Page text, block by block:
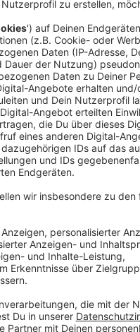
Frank Schmitz vom Team
der Aktion Stadtradeln
gesammelt, die ich jetzt
erkranktes Mädchen aus
betroffene Familie aus
Für Eschweiler haben
126.000 Kilometer
der ganzen StädteRegion
gefahren und haben gut
Beim Stadtradeln
zurückgelegte Strecken
Das fahrradaktivste